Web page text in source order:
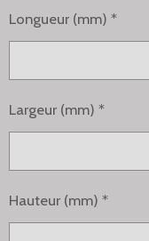
Longueur (mm) *
Largeur (mm) *
Hauteur (mm) *